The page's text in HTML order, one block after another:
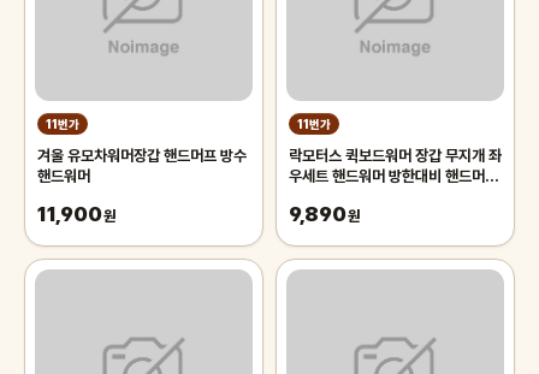
11번가
겨울 유모차워머장갑 핸드머프 방수
핸드워머
11,900원
11번가
락모터스 퀵보드워머 장갑 무지개 좌
우세트 핸드워머 방한대비 핸드머프
9,890원